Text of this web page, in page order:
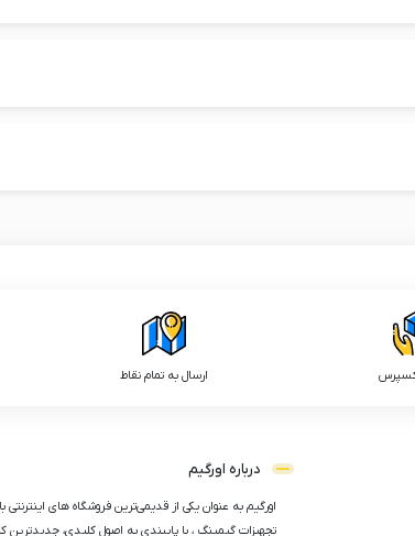
ارسال به تمام نقاط
درباره اورگیم
تجهیزات گیمینگ ، با پایبندی به اصول کلیدی، جدیدترین